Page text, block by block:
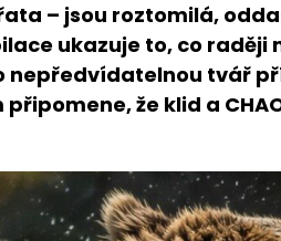
– jsou roztomilá,
ukazuje to, co raději
nepředvídatelnou tvář
že klid a